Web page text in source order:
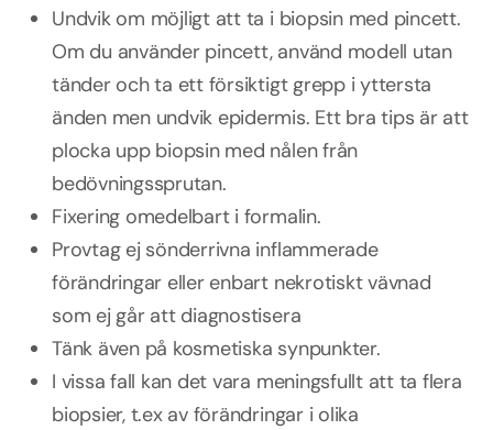
Undvik om möjligt att ta i biopsin med pincett.
Om du använder pincett, använd modell utan
tänder och ta ett försiktigt grepp i yttersta
änden men undvik epidermis. Ett bra tips är att
plocka upp biopsin med nålen från
bedövningssprutan.
Fixering omedelbart i formalin.
Provtag ej sönderrivna inflammerade
förändringar eller enbart nekrotiskt vävnad
som ej går att diagnostisera
Tänk även på kosmetiska synpunkter.
I vissa fall kan det vara meningsfullt att ta flera
biopsier, t.ex av förändringar i olika